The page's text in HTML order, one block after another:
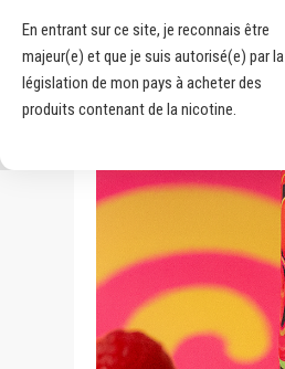
En entrant sur ce site, je reconnais être
majeur(e) et que je suis autorisé(e) par la
législation de mon pays à acheter des
produits contenant de la nicotine.